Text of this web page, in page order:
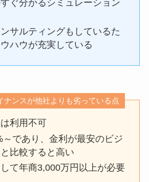
ぐ分かるシミュレーション
サルティングもしているた
ハウが充実している
ナンスが他社よりも劣っている点
利用不可
～であり、金利が最安のビジ
比較すると高い
て年商3,000万円以上が必要